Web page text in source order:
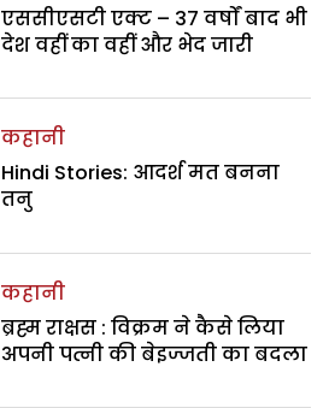
एससीएसटी एक्ट – 37 वर्षों बाद भी
देश वहीं का वहीं और भेद जारी
कहानी
Hindi Stories: आदर्श मत बनना
तनु
कहानी
ब्रह्म राक्षस : विक्रम ने कैसे लिया
अपनी पत्नी की बेइज्जती का बदला